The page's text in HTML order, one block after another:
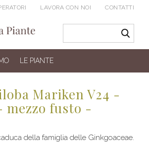
LAVORA CON NOI CONTATTI
LE PIANTE
Mariken V24 -
mezzo fusto -
della famiglia delle Ginkgoaceae.